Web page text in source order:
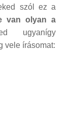
szól ez a
van olyan a
ugyanígy
vele írásomat: